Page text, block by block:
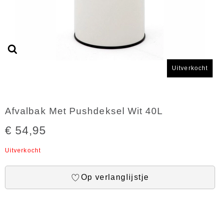
Uitverkocht
Afvalbak Met Pushdeksel Wit 40L
€ 54,95
Uitverkocht
Op verlanglijstje